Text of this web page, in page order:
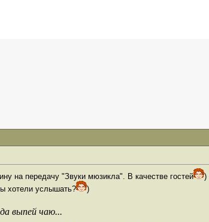
на передачу "Звуки мюзикла". В качестве гостей )
хотели услышать?
)
выпей чаю...